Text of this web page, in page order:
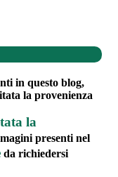
in questo blog,
la provenienza
la
presenti nel
da richiedersi